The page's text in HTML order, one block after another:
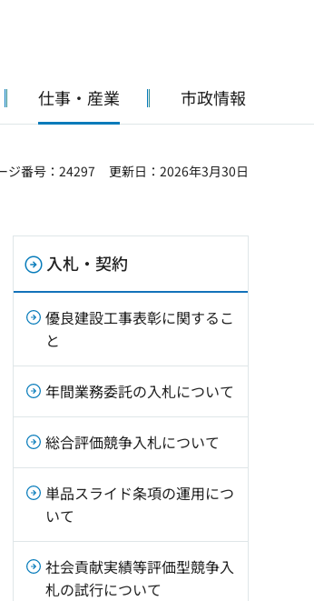
仕事・産業 市政情報
ジ番号：24297
更新日：2026年3月30日
入札・契約
優良建設工事表彰に関するこ
と
年間業務委託の入札について
総合評価競争入札について
単品スライド条項の運用につ
いて
社会貢献実績等評価型競争入
札の試行について